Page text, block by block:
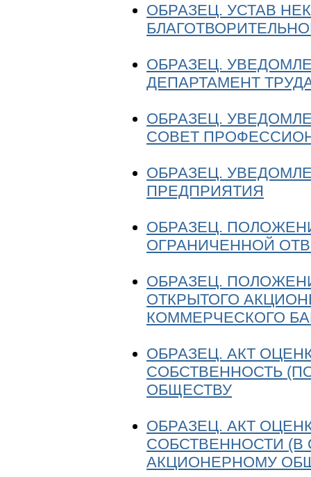
ОБРАЗЕЦ. УСТАВ
ОБРАЗЕЦ.
ДЕПАРТАМЕНТ
ОБРАЗЕЦ.
СОВЕТ
ОБРАЗЕЦ.
ПРЕДПРИЯТИЯ
ОБРАЗЕЦ.
ОГРАНИЧЕННОЙ
ОБРАЗЕЦ.
ОТКРЫТОГО
КОММЕРЧЕСКОГО
ОБРАЗЕЦ. АКТ
СОБСТВЕННОСТЬ
ОБЩЕСТВУ
ОБРАЗЕЦ. АКТ
СОБСТВЕННОСТИ (В
АКЦИОНЕРНОМУ